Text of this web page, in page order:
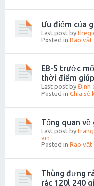
Ưu điểm của
Last post by
Posted in Rao vặt
EB-5 trước
thời điểm
Last post by Định
Posted in Chia sẻ
Tổng quan về
Last post by
am
Posted in Rao vặt
Thùng đựng
rác 120l 240